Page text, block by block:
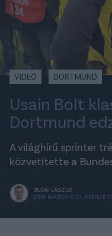
VIDEÓ DORTMUND
Usain Bolt
Dortmund
A világhírű sprinter
közvetítette a
BUDAI LÁSZLÓ
2018. MÁRCIUS 23., PÉNTEK